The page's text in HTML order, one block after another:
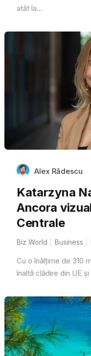
atât la...
Alex Rădescu
Katarzyna
Ancora
Centrale
Biz World Business
Cu o înălțime de 310
înaltă clădire din UE